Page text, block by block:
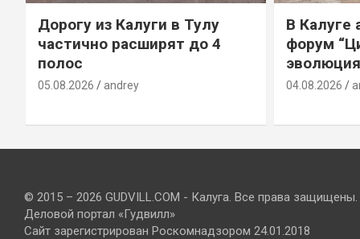
Дорогу из Калуги в Тулу
частично расширят до 4
полос
05.08.2026 andrey
В Калуге
форум
04.08.2026
© 2015 – 2026 GUDVILL.COM - Калуга. Все права защищены.
Деловой портал «Гудвилл»
Сайт зарегистрирован Роскомнадзором 24.01.2018